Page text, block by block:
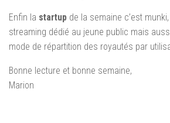
Enfin la startup de la semaine c’est
streaming dédié au jeune public mais
mode de répartition des royautés par
Bonne lecture et bonne semaine,
Marion